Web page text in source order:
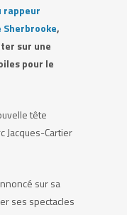
,
sur une
pour le
tête
Jacques-Cartier
sur sa
ses spectacles